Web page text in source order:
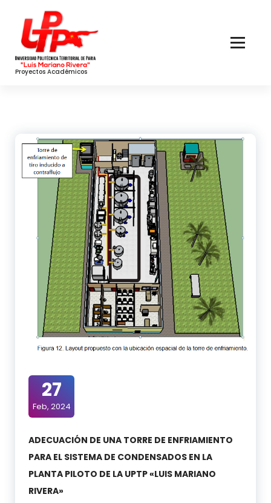
Content
Proyectos Académicos
27
Feb, 2024
ADECUACIÓN DE UNA TORRE DE ENFRIAMIENTO
PARA EL SISTEMA DE CONDENSADOS EN LA
PLANTA PILOTO DE LA UPTP «LUIS MARIANO
RIVERA»